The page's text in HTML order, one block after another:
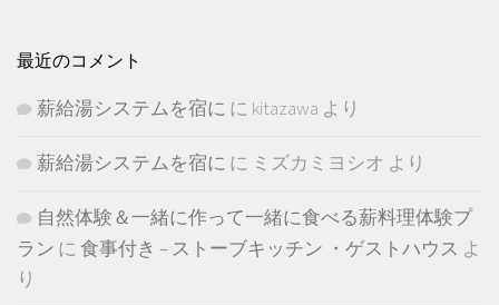
最近のコメント
薪給湯システムを宿に に kitazawa より
薪給湯システムを宿に に ミズカミヨシオ より
自然体験＆一緒に作って一緒に食べる薪料理体験プ
ラン に 食事付き – ストーブキッチン ・ゲストハウス よ
り